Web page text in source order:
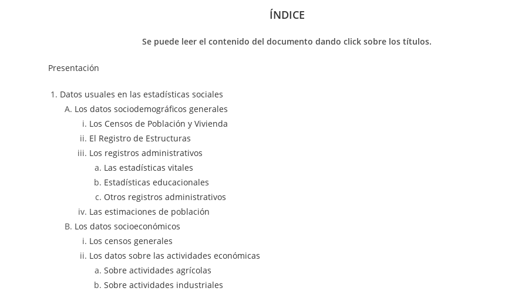
ÍNDICE
Se puede leer el contenido del documento dando click sobre los títulos.
Presentación
Datos usuales en las estadísticas sociales
Los datos sociodemográficos generales
Los Censos de Población y Vivienda
El Registro de Estructuras
Los registros administrativos
Las estadísticas vitales
Estadísticas educacionales
Otros registros administrativos
Las estimaciones de población
Los datos socioeconómicos
Los censos generales
Los datos sobre las actividades económicas
Sobre actividades agrícolas
Sobre actividades industriales